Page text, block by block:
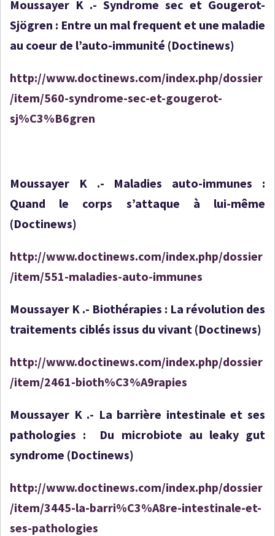
Moussayer K .- Syndrome sec et Gougerot-
Sjögren : Entre un mal frequent et une maladie
au coeur de l’auto-immunité (Doctinews)
http://www.doctinews.com/index.php/dossier
/item/560-syndrome-sec-et-gougerot-
sj%C3%B6gren
Moussayer K .- Maladies auto-immunes :
Quand le corps s’attaque à lui-même
(Doctinews)
http://www.doctinews.com/index.php/dossier
/item/551-maladies-auto-immunes
Moussayer K .- Biothérapies : La révolution des
traitements ciblés issus du vivant (Doctinews)
http://www.doctinews.com/index.php/dossier
/item/2461-bioth%C3%A9rapies
Moussayer K .- La barrière intestinale et ses
pathologies : Du microbiote au leaky gut
syndrome (Doctinews)
http://www.doctinews.com/index.php/dossier
/item/3445-la-barri%C3%A8re-intestinale-et-
ses-pathologies